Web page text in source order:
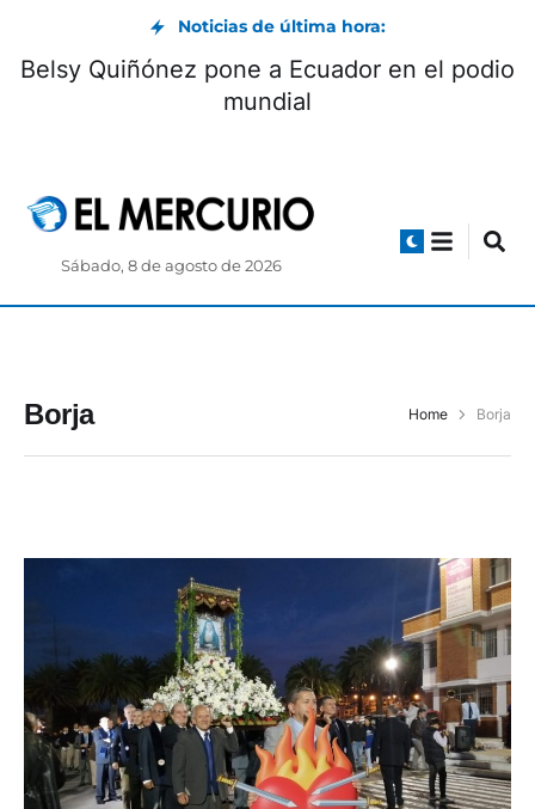
Noticias de última hora:
Belsy Quiñónez pone a Ecuador en el podio
mundial
Sábado, 8 de agosto de 2026
Borja Home Borja